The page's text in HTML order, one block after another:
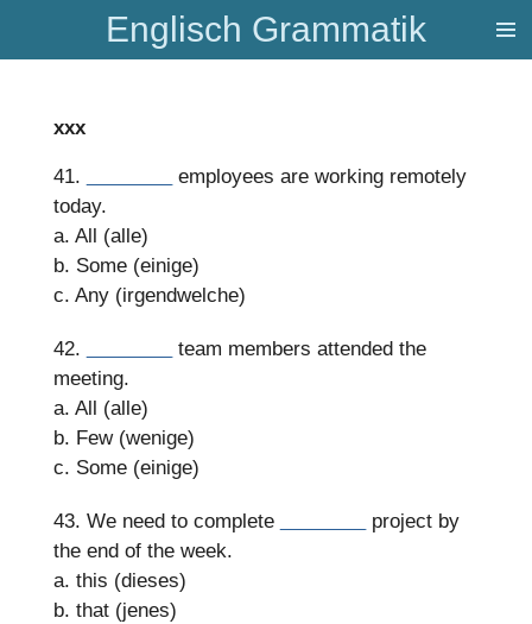
Hauptinhalt
Englisch Grammatik
xxx
41.
employees are working remotely
today.
a. All (alle)
b. Some (einige)
c. Any (irgendwelche)
42.
team members attended the
meeting.
a. All (alle)
b. Few (wenige)
c. Some (einige)
43. We need to complete
project by
the end of the week.
a. this (dieses)
b. that (jenes)